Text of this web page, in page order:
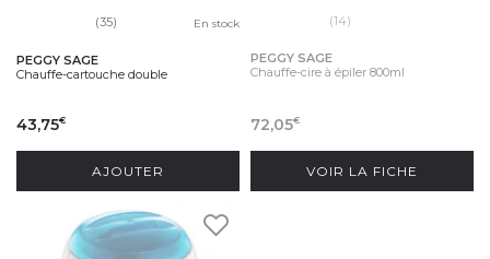
(35) En stock
PEGGY SAGE
Chauffe-cartouche double
43,75€
AJOUTER
(14)
PEGGY SAGE
Chauffe-cire à épiler 800ml
72,05€
VOIR LA FICHE